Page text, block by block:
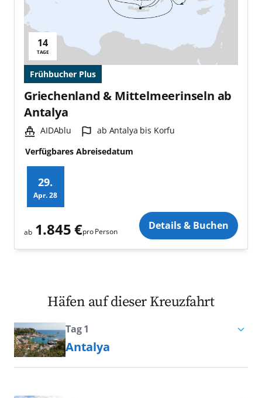
Frühbucher Plus
Griechenland & Mittelmeerinseln ab
Antalya
Schiff:
AIDAblu Hafen:
ab Antalya bis Korfu
Verfügbares Abreisedatum
29.
Apr. 28
Reisedauer:
14
TAGE
ab 1.845 €pro Person Details & Buchen
Häfen auf dieser Kreuzfahrt
Tag 1
Antalya
Bei einer Kreuzfahrt im östlichen